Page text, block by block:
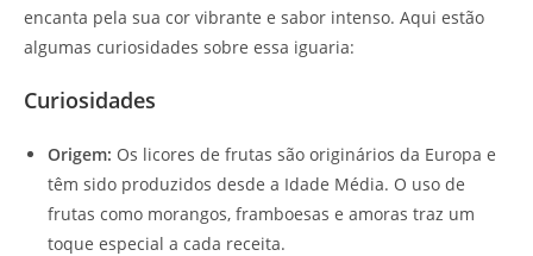
encanta pela sua cor vibrante e sabor intenso. Aqui estão
algumas curiosidades sobre essa iguaria:
Curiosidades
Origem: Os licores de frutas são originários da Europa e
têm sido produzidos desde a Idade Média. O uso de
frutas como morangos, framboesas e amoras traz um
toque especial a cada receita.